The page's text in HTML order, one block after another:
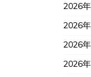
2026
2026
2026
2026